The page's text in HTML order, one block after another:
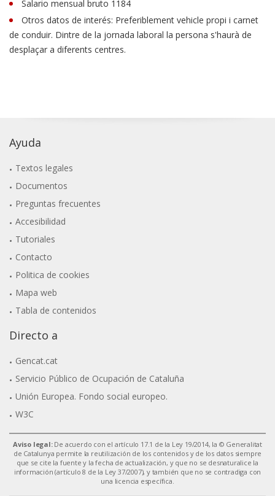
Salario mensual bruto 1184
Otros datos de interés: Preferiblement vehicle propi i carnet
de conduir. Dintre de la jornada laboral la persona s'haurà de
desplaçar a diferents centres.
Ayuda
Textos legales
Documentos
Preguntas frecuentes
Accesibilidad
Tutoriales
Contacto
Politica de cookies
Mapa web
Tabla de contenidos
Directo a
Gencat.cat
Servicio Público de Ocupación de Cataluña
Unión Europea. Fondo social europeo.
W3C
Aviso legal:De acuerdo con el artículo 17.1 de la Ley 19/2014, la © Generalitat
de Catalunya permite la reutilización de los contenidos y de los datos siempre
que se cite la fuente y la fecha de actualización, y que no se desnaturalice la
información (artículo 8 de la Ley 37/2007), y también que no se contradiga con
una licencia específica.